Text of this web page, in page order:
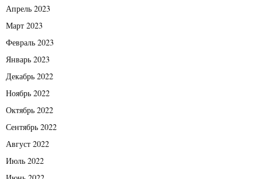
Апрель 2023
Март 2023
Февраль 2023
Январь 2023
Декабрь 2022
Ноябрь 2022
Октябрь 2022
Сентябрь 2022
Август 2022
Июль 2022